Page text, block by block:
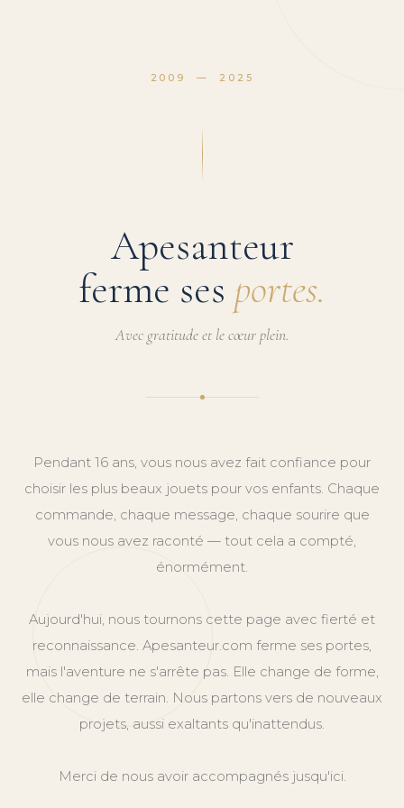
2009 — 2025
Apesanteur
ferme ses portes.
Avec gratitude et le cœur plein.
Pendant 16 ans, vous nous avez fait confiance pour
choisir les plus beaux jouets pour vos enfants. Chaque
commande, chaque message, chaque sourire que
vous nous avez raconté — tout cela a compté,
énormément.
Aujourd'hui, nous tournons cette page avec fierté et
reconnaissance. Apesanteur.com ferme ses portes,
mais l'aventure ne s'arrête pas. Elle change de forme,
elle change de terrain. Nous partons vers de nouveaux
projets, aussi exaltants qu'inattendus.
Merci de nous avoir accompagnés jusqu'ici.